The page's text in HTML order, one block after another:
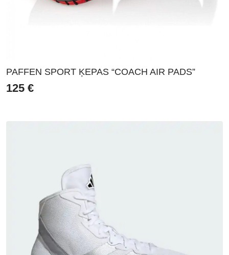
PAFFEN SPORT ĶEPAS “COACH AIR PADS”
125 €